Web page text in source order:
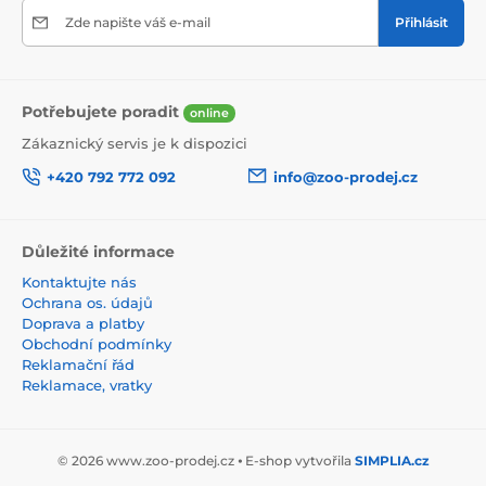
300 mg, L-lysin (3.2.3.) 200 mg. Emulgátory: Lecitin (E
Krmte dle potřeby. Možné doplňovat o zelené krmivo,
sušené pícniny, ohryz, čerstvé ovoce a zeleninu. Zbytky
pitné vodě a senu.
Zde napište váš e-mail Přihlásit
Potřebujete poradit online
Zákaznický servis je k dispozici
+420 792 772 092
info@zoo-prodej.cz
Důležité informace
Kontaktujte nás
Ochrana os. údajů
Doprava a platby
Obchodní podmínky
Reklamační řád
Reklamace, vratky
© 2026 www.zoo-prodej.cz ⦁ E-shop vytvořila SIMPLIA.cz